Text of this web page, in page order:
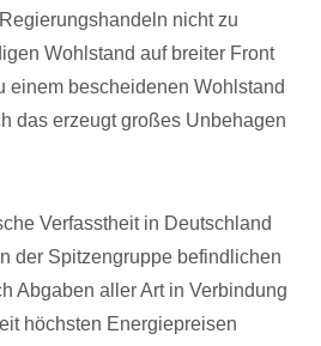
nicht zu
Wohlstand auf breiter Front
einem bescheidenen Wohlstand
das erzeugt großes Unbehagen
Verfasstheit in Deutschland
der Spitzengruppe befindlichen
Abgaben aller Art in Verbindung
höchsten Energiepreisen